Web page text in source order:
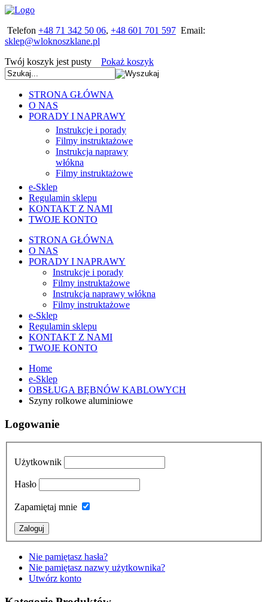
Telefon +48 71 342 50 06, +48 601 701 597 Email:
Twój koszyk jest pusty Pokaż koszyk
STRONA GŁÓWNA
O NAS
PORADY I NAPRAWY
Instrukcje i porady
Filmy instruktażowe
Instrukcja naprawy
włókna
Filmy instruktażowe
e-Sklep
Regulamin sklepu
KONTAKT Z NAMI
TWOJE KONTO
STRONA GŁÓWNA
O NAS
PORADY I NAPRAWY
Instrukcje i porady
Filmy instruktażowe
Instrukcja naprawy włókna
Filmy instruktażowe
e-Sklep
Regulamin sklepu
KONTAKT Z NAMI
TWOJE KONTO
Home
e-Sklep
OBSŁUGA BĘBNÓW KABLOWYCH
Szyny rolkowe aluminiowe
Logowanie
Użytkownik
Hasło
Zapamiętaj mnie
Nie pamiętasz hasła?
Nie pamiętasz nazwy użytkownika?
Utwórz konto